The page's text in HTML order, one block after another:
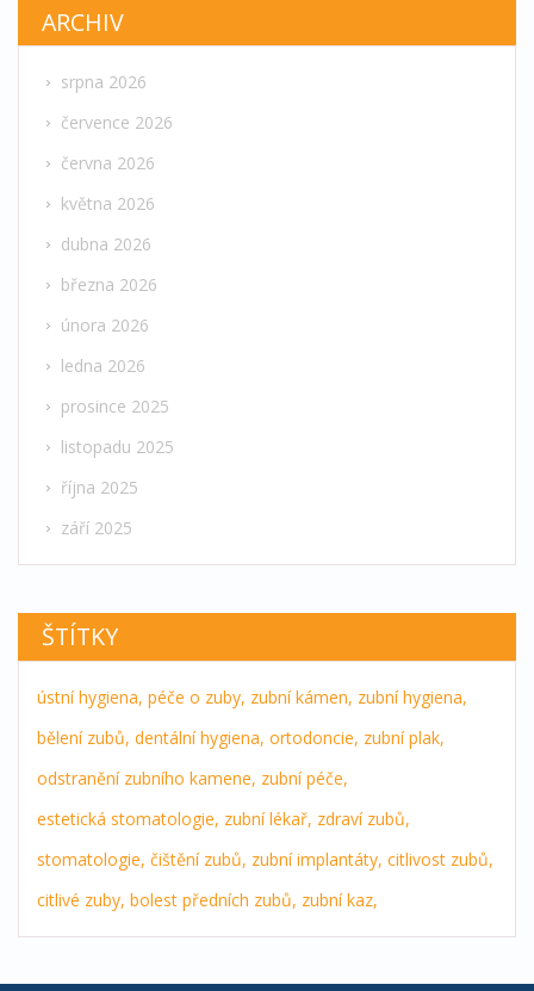
ARCHIV
srpna 2026
července 2026
června 2026
května 2026
dubna 2026
března 2026
února 2026
ledna 2026
prosince 2025
listopadu 2025
října 2025
září 2025
ŠTÍTKY
ústní hygiena, péče o zuby, zubní kámen, zubní hygiena,
bělení zubů, dentální hygiena, ortodoncie, zubní plak,
odstranění zubního kamene, zubní péče,
estetická stomatologie, zubní lékař, zdraví zubů,
stomatologie, čištění zubů, zubní implantáty, citlivost zubů,
citlivé zuby, bolest předních zubů, zubní kaz,